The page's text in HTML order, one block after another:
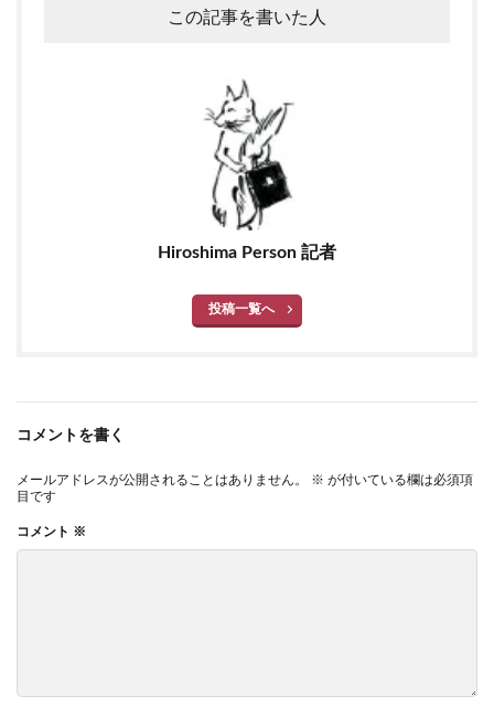
この記事を書いた人
Hiroshima Person 記者
投稿一覧へ
コメントを書く
メールアドレスが公開されることはありません。 ※ が付いている欄は必須項
目です
コメント ※